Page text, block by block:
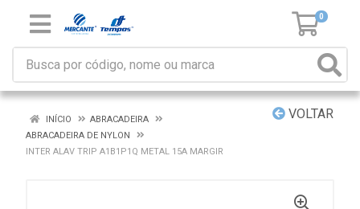
0
VOLTAR
INÍCIO
ABRACADEIRA
ABRACADEIRA DE NYLON
INTER ALAV TRIP A1B1P1Q METAL 15A MARGIR